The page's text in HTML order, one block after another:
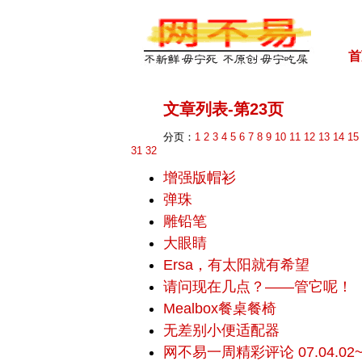
文章列表-第23页
分页： 1 2 3 4 5 6 7 8 9 10 11 12 13 14 15
31 32
增强版帽衫
弹珠
雕铅笔
大眼睛
Ersa，有太阳就有希望
请问现在几点？——管它呢！
Mealbox餐桌餐椅
无差别小便适配器
网不易一周精彩评论